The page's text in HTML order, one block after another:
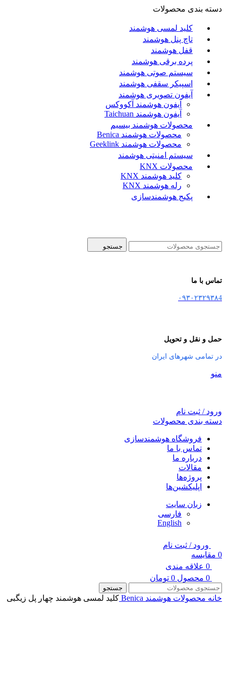
دسته بندی محصولات
کلید لمسی هوشمند
تاچ پنل هوشمند
قفل هوشمند
پرده برقی هوشمند
سیستم صوتی هوشمند
اسپیکر سقفی هوشمند
آیفون تصویری هوشمند
آيفون هوشمند آکووکس
آیفون هوشمند Taichuan
محصولات هوشمند بیسیم
محصولات هوشمند Benica
محصولات هوشمند Geeklink
سیستم امنیتی هوشمند
محصولات KNX
کلید هوشمند KNX
رله هوشمند KNX
پکیج هوشمندسازی
جستجو
تماس با ما
۰۹۳۰۲۳۲۹۳۸4
حمل و نقل و تحویل
در تمامی شهرهای ایران
منو
ورود / ثبت نام
دسته بندی محصولات
فروشگاه هوشمندسازی
تماس با ما
درباره ما
مقالات
پروژه‌ها
اپلیکشین‌ها
زبان سایت
فارسی
English
ورود / ثبت نام
0 مقایسه
0 علاقه مندی
0 محصول 0 تومان
جستجو
خانه محصولات هوشمند Benica کلید لمسی هوشمند چهار پل زیگبی